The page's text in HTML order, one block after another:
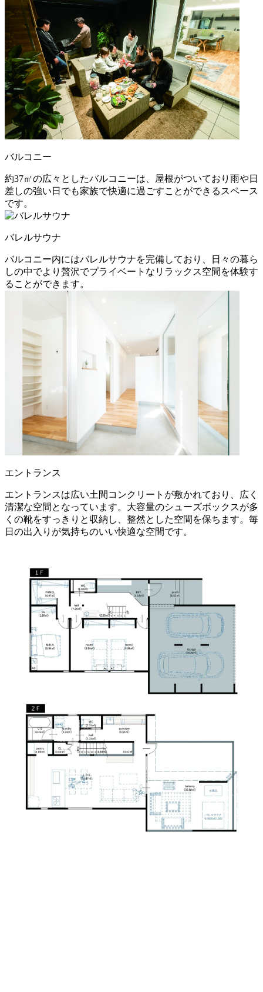
バルコニー
約37㎡の広々としたバルコニーは、屋根がついており雨や日
差しの強い日でも家族で快適に過ごすことができるスペース
です。
バレルサウナ
バルコニー内にはバレルサウナを完備しており、日々の暮ら
しの中でより贅沢でプライベートなリラックス空間を体験す
ることができます。
エントランス
エントランスは広い土間コンクリートが敷かれており、広く
清潔な空間となっています。大容量のシューズボックスが多
くの靴をすっきりと収納し、整然とした空間を保ちます。毎
日の出入りが気持ちのいい快適な空間です。